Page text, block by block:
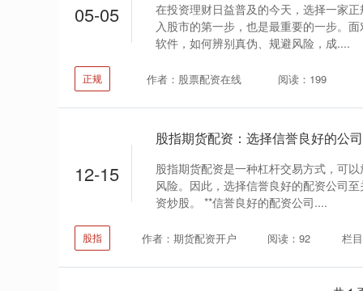
05-05
在投资理财日益普及的今天，选择一家
入股市的第一步，也是最重要的一步。
软件，如何辨别真伪、规避风险，成....
正规 作者：股票配资在线 阅读：199
12-15
股指期货配资：选择信誉良好的公
股指期货配资是一种杠杆交易方式，可
风险。因此，选择信誉良好的配资公司
资炒股。 **信誉良好的配资公司....
股指 作者：期货配资开户 阅读：92 栏